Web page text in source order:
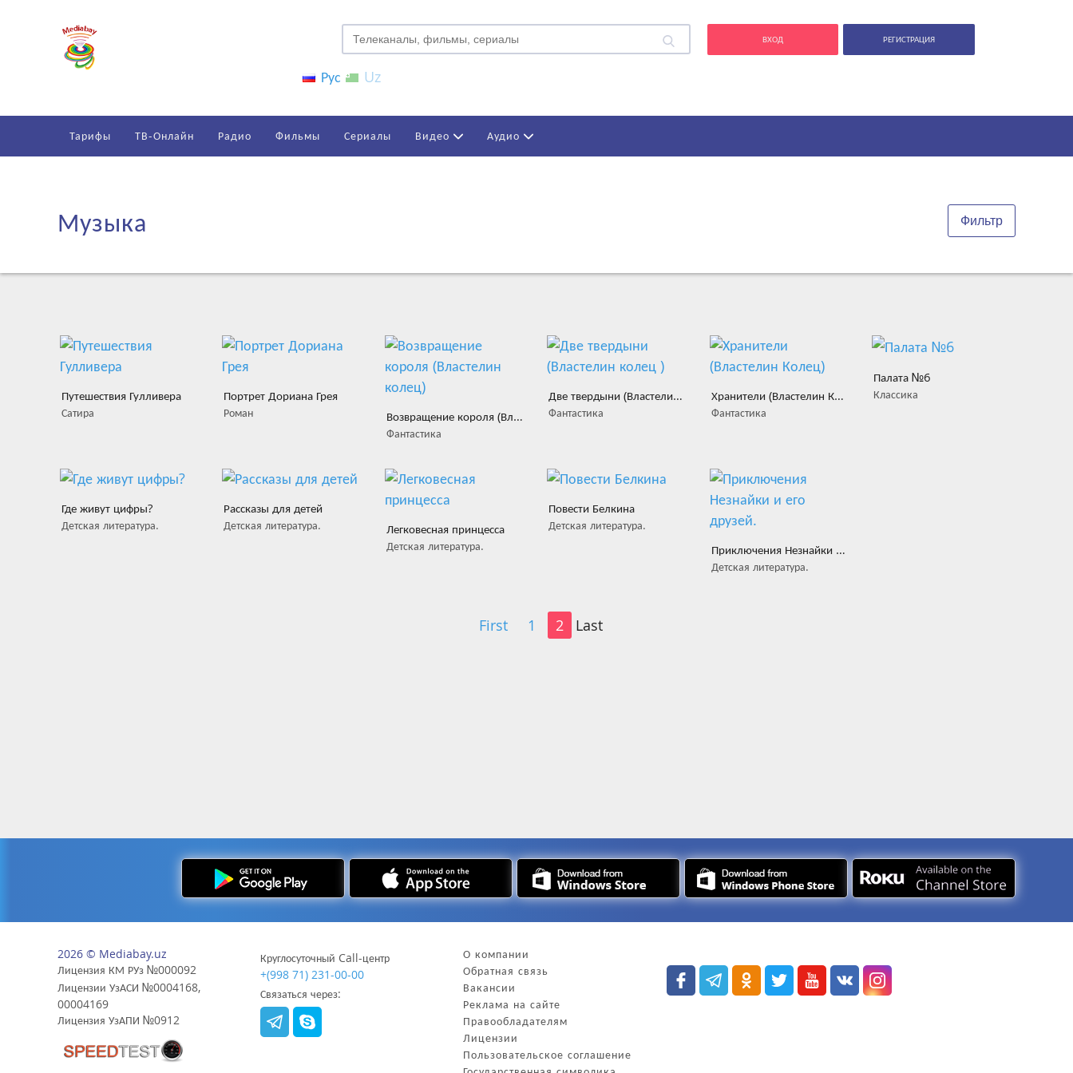
ВХОД РЕГИСТРАЦИЯ
Рус Uz
Тарифы ТВ-Онлайн Радио Фильмы Сериалы Видео Аудио
Музыка Фильтр
Путешествия Гулливера
Сатира
Портрет Дориана Грея
Роман Возвращение короля (Властелин колец)
Фантастика
Две твердыни (Властелин колец )
Фантастика
Хранители (Властелин Колец)
Фантастика
Палата №6
Классика
Где живут цифры?
Детская литература.
Рассказы для детей
Детская литература. Легковесная принцесса
Детская литература.
Повести Белкина
Детская литература.
Приключения Незнайки и его друзей.
Детская литература.
First 1 2 Last
2026 © Mediabay.uz
Лицензия КМ РУз №000092
Лицензии УзАСИ №0004168,
00004169
Лицензия УзАПИ №0912
Круглосуточный Call-центр
+(998 71) 231-00-00
Связаться через:
О компании
Обратная связь
Вакансии
Реклама на сайте
Правообладателям
Лицензии
Пользовательское соглашение